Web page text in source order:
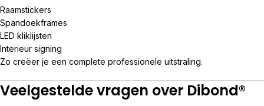
Raamstickers
Spandoekframes
LED kliklijsten
Interieur signing
Zo creëer je een complete professionele uitstraling.
Veelgestelde vragen over Dibond®